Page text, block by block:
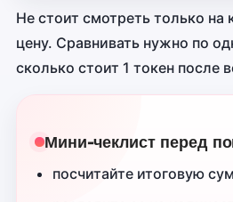
Не стоит смотреть только
цену. Сравнивать нужно по
сколько стоит 1 токен после
Мини-чеклист перед
посчитайте итоговую